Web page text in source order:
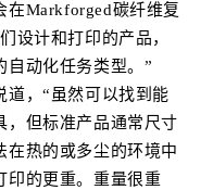
在Markforged碳纤维复
设计和打印的产品，
自动化任务类型。”
道，“虽然可以找到能
，但标准产品通常尺寸
在热的或多尘的环境中
印的更重。重量很重